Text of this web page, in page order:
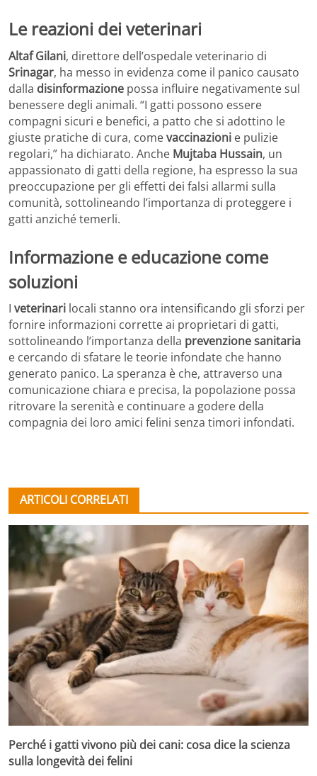
Le reazioni dei veterinari
Altaf Gilani, direttore dell’ospedale veterinario di
Srinagar, ha messo in evidenza come il panico causato
dalla disinformazione possa influire negativamente sul
benessere degli animali. “I gatti possono essere
compagni sicuri e benefici, a patto che si adottino le
giuste pratiche di cura, comevaccinazioni e pulizie
regolari,” ha dichiarato. Anche Mujtaba Hussain, un
appassionato di gatti della regione, ha espresso la sua
preoccupazione per gli effetti dei falsi allarmi sulla
comunità, sottolineando l’importanza di proteggere i
gatti anziché temerli.
Informazione e educazione come
soluzioni
I veterinari locali stanno ora intensificando gli sforzi per
fornire informazioni corrette ai proprietari di gatti,
sottolineando l’importanza della prevenzione sanitaria
e cercando di sfatare le teorie infondate che hanno
generato panico. La speranza è che, attraverso una
comunicazione chiara e precisa, la popolazione possa
ritrovare la serenità e continuare a godere della
compagnia dei loro amici felini senza timori infondati.
ARTICOLI CORRELATI
Perché i gatti vivono più dei cani: cosa dice la scienza
sulla longevità dei felini